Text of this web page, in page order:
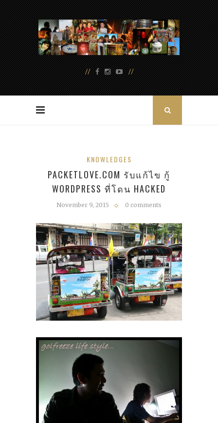
KNOWLEDGES
PACKETLOVE.COM รับแก้ไข กู้
WORDPRESS ที่โดน HACKED
November 9, 2015 0 comments